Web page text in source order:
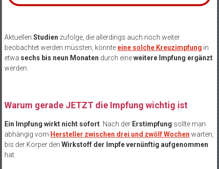
Aktuellen Studien zufolge, die allerdings auch noch weiter
beobachtet werden müssten, könnte eine solche Kreuzimpfung in
etwa sechs bis neun Monaten durch eineweitere Impfung ergänzt
werden.
Warum gerade JETZT die Impfung wichtig ist
Ein Impfung wirkt nicht sofort. Nach der Erstimpfung sollte man
abhängig vom Hersteller zwischen drei und zwölf Wochen warten,
bis der Körper den Wirkstoff der Impfe vernünftig aufgenommen
hat.